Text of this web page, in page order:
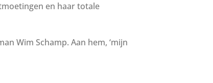
en haar totale
Wim Schamp. Aan hem, ‘mijn